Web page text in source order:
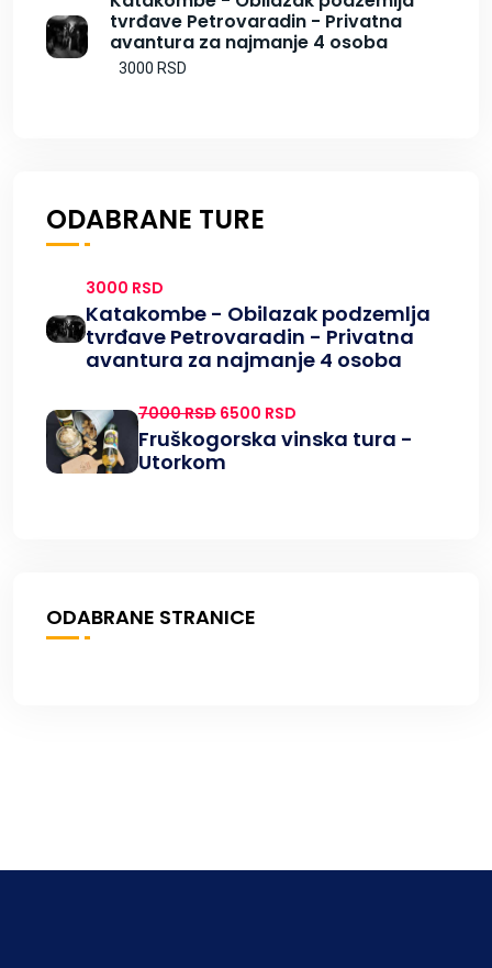
tvrđave Petrovaradin - Privatna
avantura za najmanje 4 osoba
3000 RSD
ODABRANE TURE
3000 RSD
Katakombe - Obilazak podzemlja
tvrđave Petrovaradin - Privatna
avantura za najmanje 4 osoba
7000 RSD6500 RSD
Fruškogorska vinska tura -
Utorkom
ODABRANE STRANICE